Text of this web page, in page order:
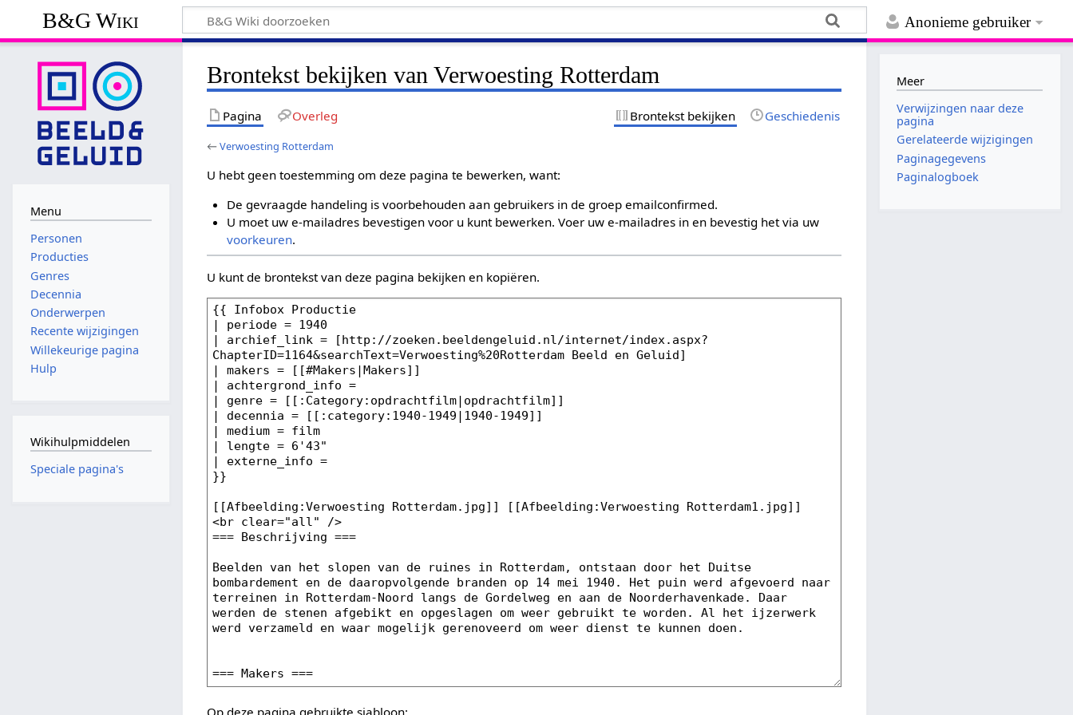
Anonieme gebruiker
B&G Wiki
Brontekst bekijken van Verwoesting Rotterdam
Pagina Overleg Brontekst bekijken Geschiedenis
←Verwoesting Rotterdam
U hebt geen toestemming om deze pagina te bewerken, want:
De gevraagde handeling is voorbehouden aan gebruikers in de groep emailconfirmed.
U moet uw e-mailadres bevestigen voor u kunt bewerken. Voer uw e-mailadres in en bevestig het via uw
voorkeuren.
U kunt de brontekst van deze pagina bekijken en kopiëren.
Op deze pagina gebruikte sjabloon:
Menu
Personen
Producties
Genres
Decennia
Onderwerpen
Recente wijzigingen
Willekeurige pagina
Hulp
Wikihulpmiddelen
Speciale pagina's
Meer
Verwijzingen naar deze
pagina
Gerelateerde wijzigingen
Paginagegevens
Paginalogboek